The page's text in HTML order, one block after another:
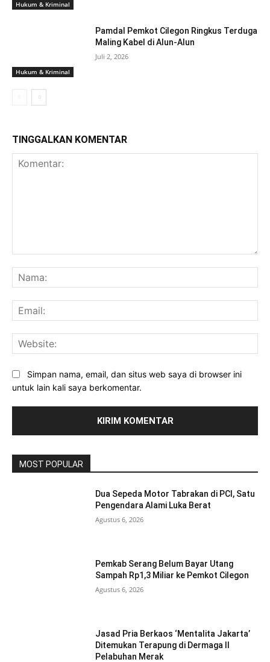
Hukum & Kriminal
Hukum & Kriminal
Pamdal Pemkot Cilegon Ringkus Terduga
Maling Kabel di Alun-Alun
Juli 2, 2026
TINGGALKAN KOMENTAR
Simpan nama, email, dan situs web saya di browser ini
untuk lain kali saya berkomentar.
MOST POPULAR
Dua Sepeda Motor Tabrakan di PCI, Satu
Pengendara Alami Luka Berat
Agustus 6, 2026
Pemkab Serang Belum Bayar Utang
Sampah Rp1,3 Miliar ke Pemkot Cilegon
Agustus 6, 2026
Jasad Pria Berkaos ‘Mentalita Jakarta’
Ditemukan Terapung di Dermaga II
Pelabuhan Merak